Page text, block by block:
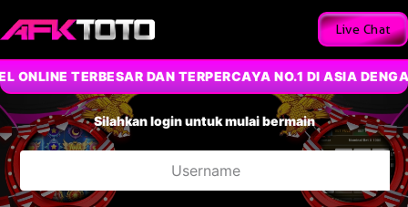
Live Chat
TERBESAR DAN TERPERCAYA NO.1 DI ASIA
Silahkan login untuk mulai bermain